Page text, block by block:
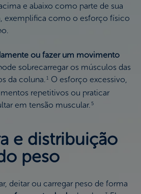
e abaixo como parte de sua
exemplifica como o esforço físico
ou fazer um movimento
sobrecarregar os músculos das
da coluna.1
O esforço excessivo,
repetitivos ou praticar
em tensão muscular.5
e distribuição
peso
deitar ou carregar peso de forma